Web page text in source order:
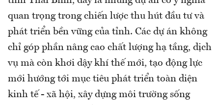
quan trọng trong chiến lược thu hút đầu tư và
phát triển bền vững của tỉnh. Các dự án không
chỉ góp phần nâng cao chất lượng hạ tầng, dịch
vụ mà còn khơi dậy khí thế mới, tạo động lực
mới hướng tới mục tiêu phát triển toàn diện
kinh tế - xã hội, xây dựng môi trường sống